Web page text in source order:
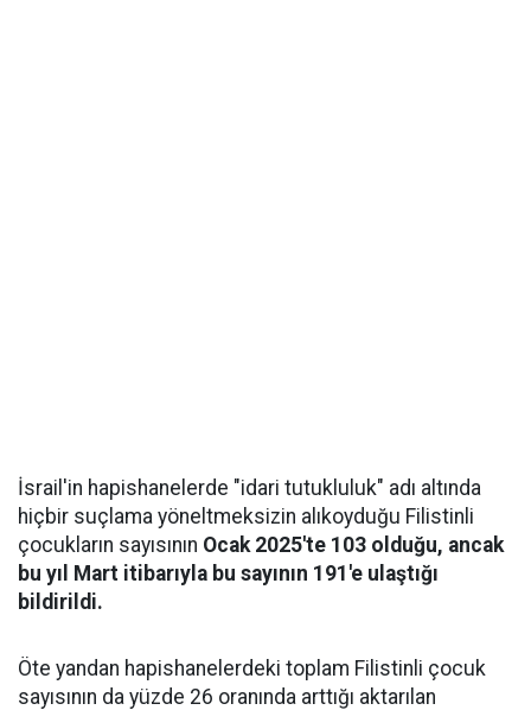
İsrail'in hapishanelerde "idari tutukluluk" adı altında
hiçbir suçlama yöneltmeksizin alıkoyduğu Filistinli
çocukların sayısının Ocak 2025'te 103 olduğu, ancak
bu yıl Mart itibarıyla bu sayının 191'e ulaştığı
bildirildi.
Öte yandan hapishanelerdeki toplam Filistinli çocuk
sayısının da yüzde 26 oranında arttığı aktarılan